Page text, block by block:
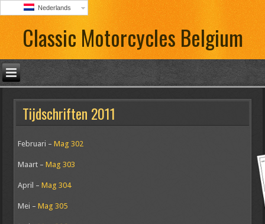
Nederlands
Classic Motorcycles Belgium
Tijdschriften 2011
Februari –Mag 302
Maart –Mag 303
April –Mag 304
Mei –Mag 305